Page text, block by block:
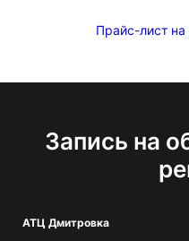
Прайс-лист
Запись на
АТЦ Дмитровка